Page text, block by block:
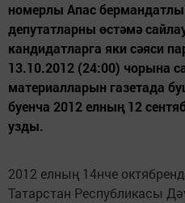
номерлы Апас бермандатлы
депутатларны өстәмә
кандидатларга яки сәяси
13.10.2012 (24:00) чорына
материалларын газетада
буенча 2012 елның 12
узды.
2012 елның 14нче
Татарстан Республикасы